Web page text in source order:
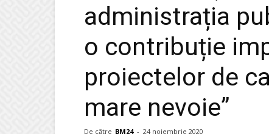
administrația
o contribuție
proiectelor de
mare nevoie”
De către BM24 - 24 noiembrie 2020